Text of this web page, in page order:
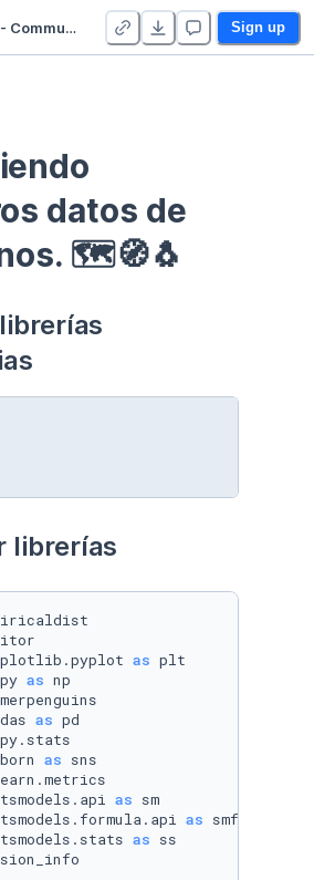
Curso EDA - Communication - Duplicate Sign up
datos de
🗺🧭🐧
librerías
as
as
as
as
as
as
as